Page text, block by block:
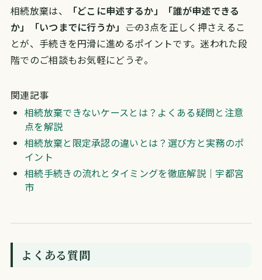
相続放棄は、
「どこに申述するか」「誰が申述できる
か」「いつまでに行うか」 ――この3点を正しく押さえるこ
とが、手続きを円滑に進めるポイントです。迷われた段
階でのご相談もお気軽にどうぞ。
関連記事
相続放棄できないケースとは？よくある疑問と注意
点を解説
相続放棄と限定承認の違いとは？選び方と実務のポ
イント
相続手続きの流れとタイミングを徹底解説｜宇都宮
市
よくある質問